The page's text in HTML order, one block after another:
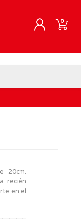
0
20cm.
recién
en el